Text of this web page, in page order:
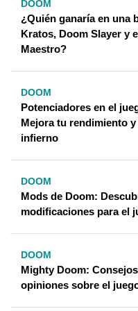
DOOM
¿Quién ganaría en una
Kratos, Doom Slayer y
Maestro?
DOOM
Potenciadores en el
Mejora tu rendimiento
infierno
DOOM
Mods de Doom:
modificaciones para el
DOOM
Mighty Doom:
opiniones sobre el